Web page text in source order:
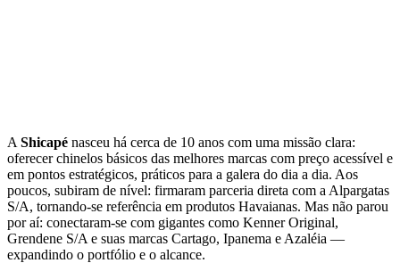
A Shicapé nasceu há cerca de 10 anos com uma missão clara:
oferecer chinelos básicos das melhores marcas com preço acessível e
em pontos estratégicos, práticos para a galera do dia a dia. Aos
poucos, subiram de nível: firmaram parceria direta com a Alpargatas
S/A, tornando-se referência em produtos Havaianas. Mas não parou
por aí: conectaram-se com gigantes como Kenner Original,
Grendene S/A e suas marcas Cartago, Ipanema e Azaléia —
expandindo o portfólio e o alcance.